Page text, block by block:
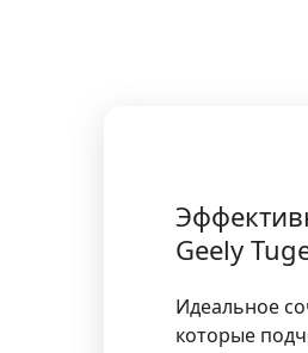
Geely
Идеальное
которые